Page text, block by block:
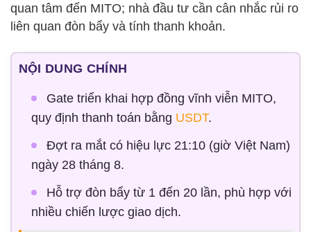
quan tâm đến MITO; nhà đầu tư cần cân nhắc rủi ro
liên quan đòn bẩy và tính thanh khoản.
NỘI DUNG CHÍNH
Gate triển khai hợp đồng vĩnh viễn MITO,
quy định thanh toán bằng USDT.
Đợt ra mắt có hiệu lực 21:10 (giờ Việt Nam)
ngày 28 tháng 8.
Hỗ trợ đòn bẩy từ 1 đến 20 lần, phù hợp với
nhiều chiến lược giao dịch.